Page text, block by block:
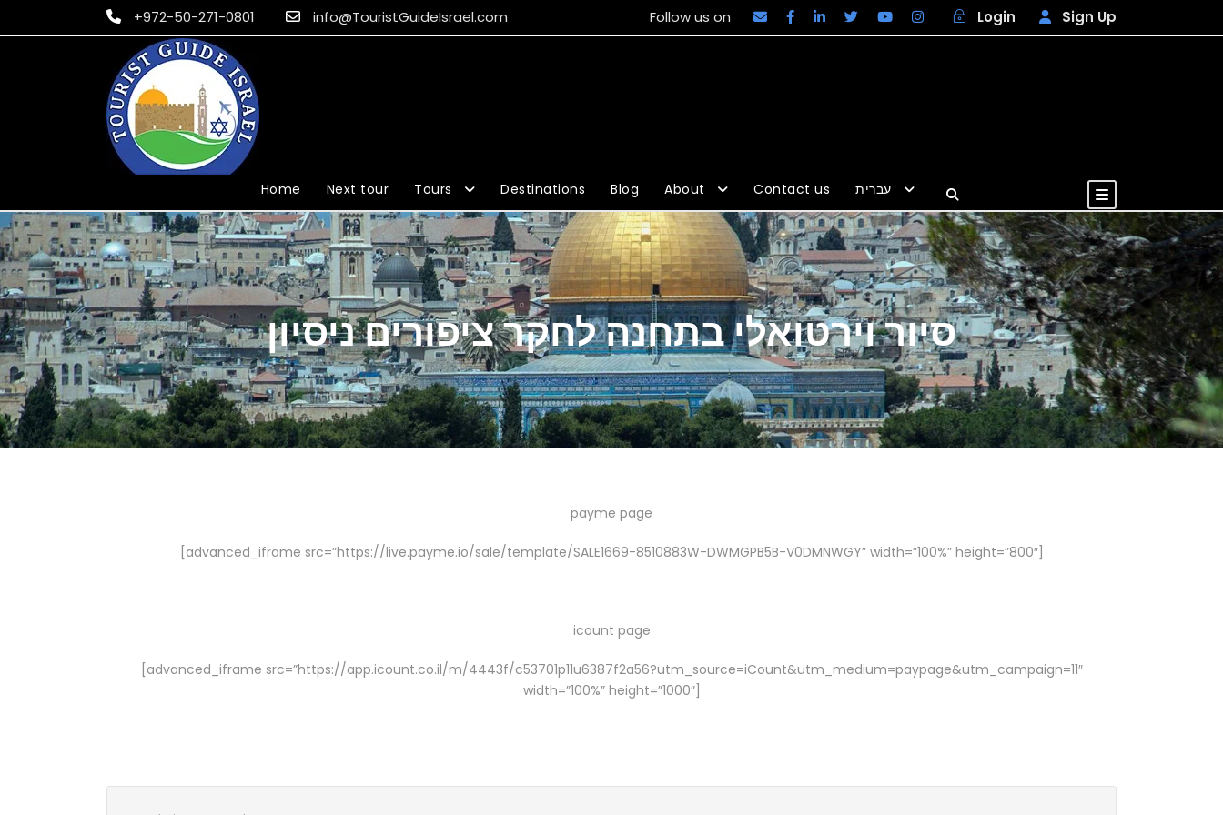
+972-50-271-0801 info@TouristGuideIsrael.com Follow us on Login Sign Up
Home Next tour Tours Destinations Blog About Contact us עברית
סיור וירטואלי בתחנה לחקר ציפורים ניסיון
payme page
[advanced_iframe src=”https://live.payme.io/sale/template/SALE1669-8510883W-DWMGPB5B-V0DMNWGY” width=”100%” height=”800″]
icount page
[advanced_iframe src=”https://app.icount.co.il/m/4443f/c53701p11u6387f2a56?utm_source=iCount&utm_medium=paypage&utm_campaign=11″
width=”100%” height=”1000″]